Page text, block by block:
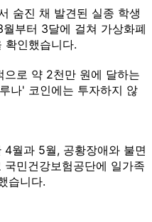
숨진 채 발견된 실종 학생
부터 3달에 걸쳐 가상화폐
확인했습니다.
으로 약 2천만 원에 달하는
나' 코인에는 투자하지 않
월과 5월, 공황장애와 불면
민건강보험공단에 일가족
습니다.